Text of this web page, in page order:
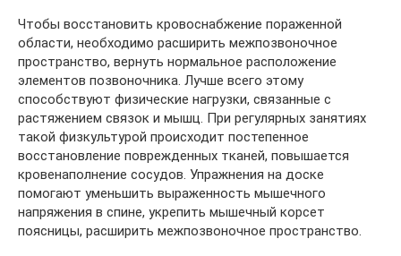
Чтобы восстановить кровоснабжение пораженной
области, необходимо расширить межпозвоночное
пространство, вернуть нормальное расположение
элементов позвоночника. Лучше всего этому
способствуют физические нагрузки, связанные с
растяжением связок и мышц. При регулярных занятиях
такой физкультурой происходит постепенное
восстановление поврежденных тканей, повышается
кровенаполнение сосудов. Упражнения на доске
помогают уменьшить выраженность мышечного
напряжения в спине, укрепить мышечный корсет
поясницы, расширить межпозвоночное пространство.